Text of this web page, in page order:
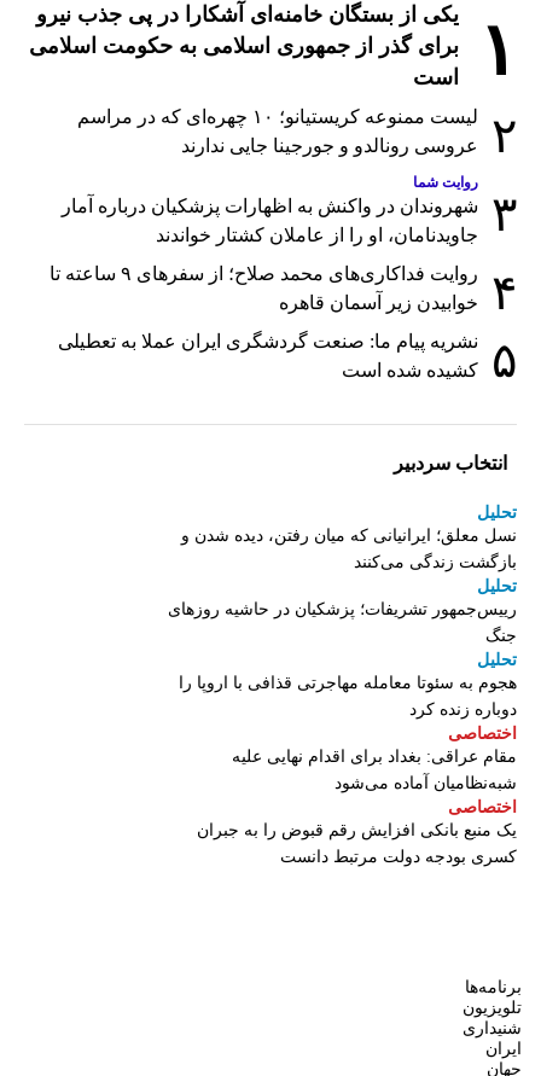
۱
یکی از بستگان خامنه‌ای آشکارا در پی جذب نیرو
برای گذر از جمهوری اسلامی به حکومت اسلامی
است
۲
لیست ممنوعه کریستیانو؛ ۱۰ چهره‌ای که در مراسم
عروسی رونالدو و جورجینا جایی ندارند
۳
روایت شما
شهروندان در واکنش به اظهارات پزشکیان درباره آمار
جاویدنامان، او را از عاملان کشتار خواندند
۴
روایت فداکاری‌های محمد صلاح؛ از سفرهای ۹ ساعته تا
خوابیدن زیر آسمان قاهره
۵
نشریه پیام ما: صنعت گردشگری ایران عملا به تعطیلی
کشیده شده است
انتخاب سردبیر
تحلیل
نسل معلق؛ ایرانیانی که میان رفتن، دیده شدن و
بازگشت زندگی می‌کنند
تحلیل
رییس‌جمهور تشریفات؛ پزشکیان در حاشیه روزهای
جنگ
تحلیل
هجوم به سئوتا معامله مهاجرتی قذافی با اروپا را
دوباره زنده کرد
اختصاصی
مقام عراقی: بغداد برای اقدام نهایی علیه
شبه‌نظامیان آماده می‌شود
اختصاصی
یک منبع بانکی افزایش رقم قبوض را به جبران
کسری بودجه دولت مرتبط دانست
برنامه‌ها
تلویزیون
شنیداری
ایران
جهان